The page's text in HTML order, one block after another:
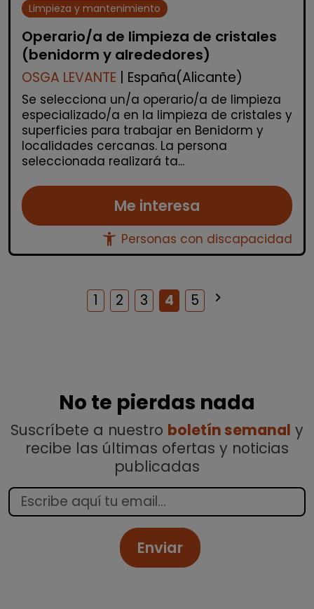
Limpieza y mantenimiento
Operario/a de limpieza de cristales
(benidorm y alrededores)
OSGA LEVANTE | España(Alicante)
Se selecciona un/a operario/a de limpieza
especializado/a en la limpieza de cristales y
superficies para trabajar en Benidorm y
localidades cercanas. La persona
seleccionada realizará ta...
Me interesa
accessibility_new Personas con discapacidad
1 2 3 4 5 keyboard_arrow_right
No te pierdas nada
Suscríbete a nuestro boletín semanal y
recibe las últimas ofertas y noticias
publicadas
Enviar